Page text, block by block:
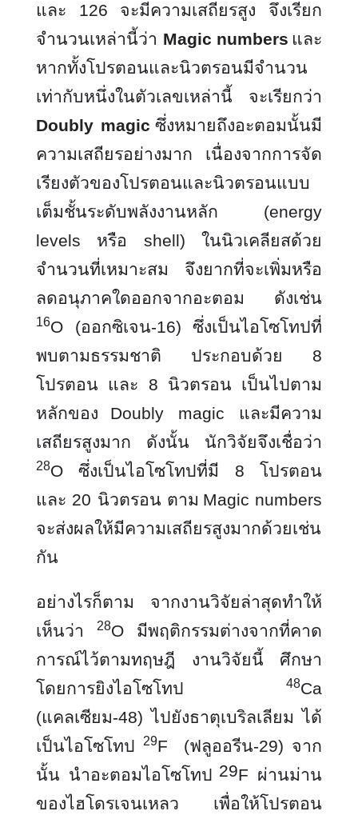
และ 126 จะมีความเสถียรสูง จึงเรียก
จำนวนเหล่านี้ว่า Magic numbers และ
หากทั้งโปรตอนและนิวตรอนมีจำนวน
เท่ากับหนึ่งในตัวเลขเหล่านี้ จะเรียกว่า
Doubly magic ซึ่งหมายถึงอะตอมนั้นมี
ความเสถียรอย่างมาก เนื่องจากการจัด
เรียงตัวของโปรตอนและนิวตรอนแบบ
เต็มชั้นระดับพลังงานหลัก (energy
levels หรือ shell) ในนิวเคลียสด้วย
จำนวนที่เหมาะสม จึงยากที่จะเพิ่มหรือ
ลดอนุภาคใดออกจากอะตอม ดังเช่น
16O (ออกซิเจน-16) ซึ่งเป็นไอโซโทปที่
พบตามธรรมชาติ ประกอบด้วย 8
โปรตอน และ 8 นิวตรอน เป็นไปตาม
หลักของ
Doubly magic และมีความ
เสถียรสูงมาก ดังนั้น นักวิจัยจึงเชื่อว่า
28O ซึ่งเป็นไอโซโทปที่มี 8 โปรตอน
และ 20 นิวตรอน ตาม Magic numbers
จะส่งผลให้มีความเสถียรสูงมากด้วยเช่น
กัน
อย่างไรก็ตาม จากงานวิจัยล่าสุดทำให้
เห็นว่า
28O มีพฤติกรรมต่างจากที่คาด
การณ์ไว้ตามทฤษฎี งานวิจัยนี้ ศึกษา
โดยการยิงไอโซโทป
48Ca
(แคลเซียม-48) ไปยังธาตุเบริลเลียม ได้
เป็นไอโซโทป
29F (ฟลูออรีน-29) จาก
นั้น นำอะตอมไอโซโทป 29F ผ่านม่าน
ของไฮโดรเจนเหลว เพื่อให้โปรตอน